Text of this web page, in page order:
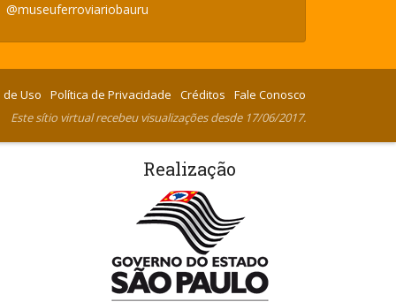
@museuferroviariobauru
de Uso Política de Privacidade Créditos
Fale Conosco
Este sítio virtual recebeu visualizações desde 17/06/2017.
Realização